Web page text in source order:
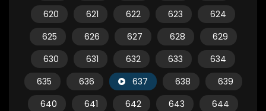
620
621 622 623
624
625
626 627 628
629
630
631 632 633
634
635
636 637 638
639
640
641 642 643
644